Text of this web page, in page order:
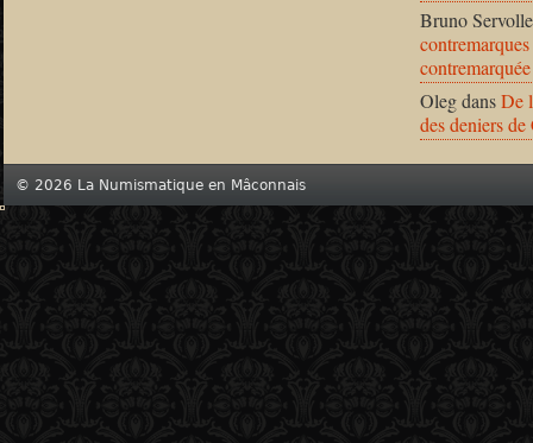
Bruno Servolle
OlegdansDe
des deniers
© 2026 La Numismatique en Mâconnais